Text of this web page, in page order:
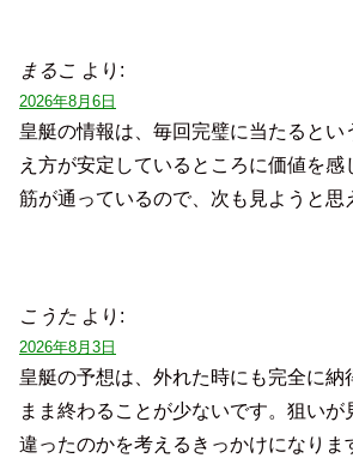
まるこ より:
2026年8月6日
皇艇の情報は、毎回完璧に当たるとい
え方が安定しているところに価値を感
筋が通っているので、次も見ようと思
こうた より:
2026年8月3日
皇艇の予想は、外れた時にも完全に納
まま終わることが少ないです。狙い
違ったのかを考えるきっかけになりま